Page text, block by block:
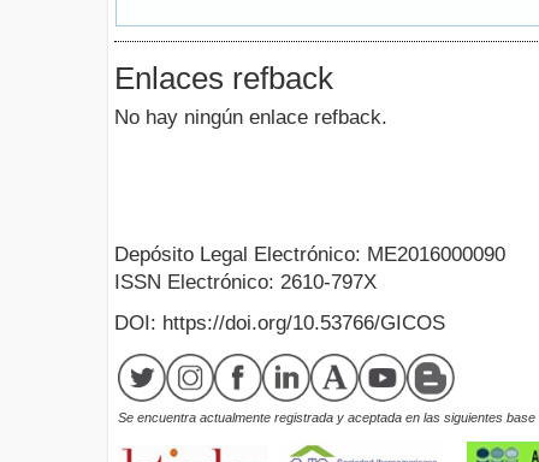
Enlaces refback
No hay ningún enlace refback.
Depósito Legal Electrónico: ME2016000090
ISSN Electrónico: 2610-797X
DOI: https://doi.org/10.53766/GICOS
Se encuentra actualmente registrada y aceptada en las siguientes